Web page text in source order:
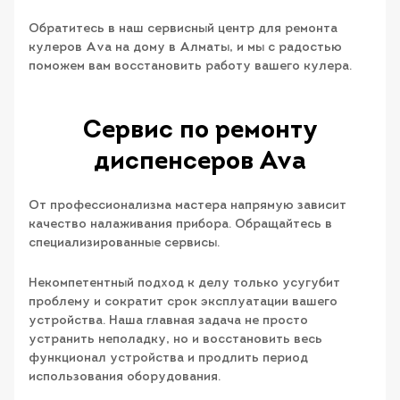
Обратитесь в наш сервисный центр для ремонта
кулеров Ava на дому в Алматы, и мы с радостью
поможем вам восстановить работу вашего кулера.
Сервис по ремонту
диспенсeров Ava
От профессионализма мастера напрямую зависит
качество налаживания прибора. Обращайтесь в
специализированные сервисы.
Некомпетентный подход к делу только усугубит
проблему и сократит срок эксплуатации вашего
устройства. Наша главная задача не просто
устранить неполадку, но и восстановить весь
функционал устройства и продлить период
использования оборудования.